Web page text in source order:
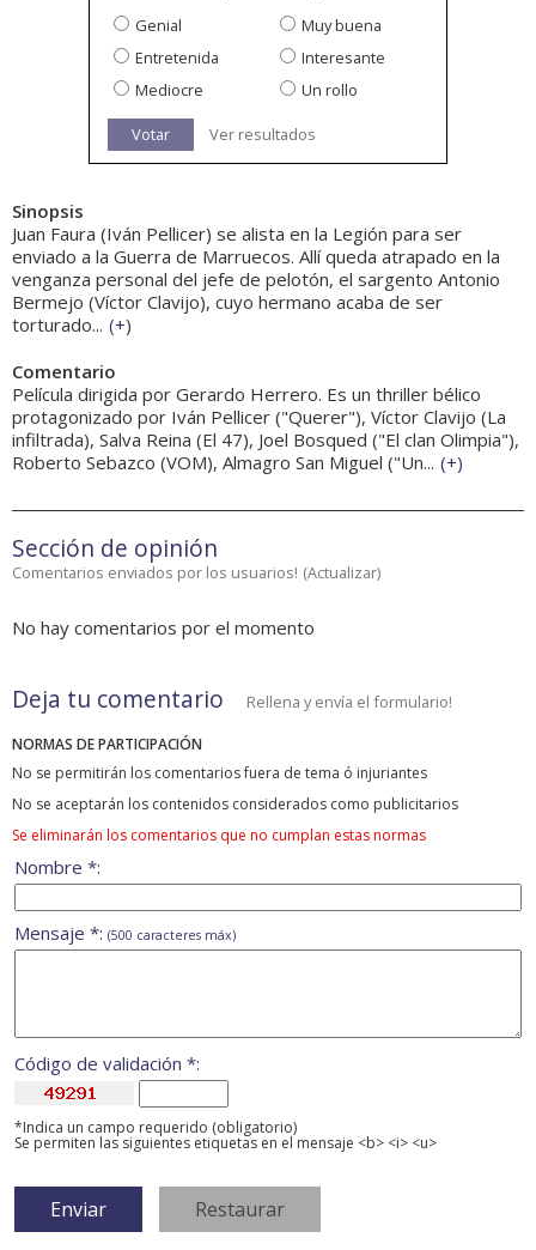
Genial
Muy buena
Entretenida
Interesante
Mediocre
Un rollo
Votar Ver resultados
Sinopsis
Juan Faura (Iván Pellicer) se alista en la Legión para ser
enviado a la Guerra de Marruecos. Allí queda atrapado en la
venganza personal del jefe de pelotón, el sargento Antonio
Bermejo (Víctor Clavijo), cuyo hermano acaba de ser
torturado... (+)
Comentario
Película dirigida por Gerardo Herrero. Es un thriller bélico
protagonizado por Iván Pellicer ("Querer"), Víctor Clavijo (La
infiltrada), Salva Reina (El 47), Joel Bosqued ("El clan Olimpia"),
Roberto Sebazco (VOM), Almagro San Miguel ("Un... (+)
Sección de opinión
Comentarios enviados por los usuarios! (Actualizar)
No hay comentarios por el momento
Deja tu comentario Rellena y envía el formulario!
NORMAS DE PARTICIPACIÓN
No se permitirán los comentarios fuera de tema ó injuriantes
No se aceptarán los contenidos considerados como publicitarios
Se eliminarán los comentarios que no cumplan estas normas
Nombre *:
Mensaje *: (500 caracteres máx)
Código de validación *:
*Indica un campo requerido (obligatorio)
Se permiten las siguientes etiquetas en el mensaje <b> <i> <u>